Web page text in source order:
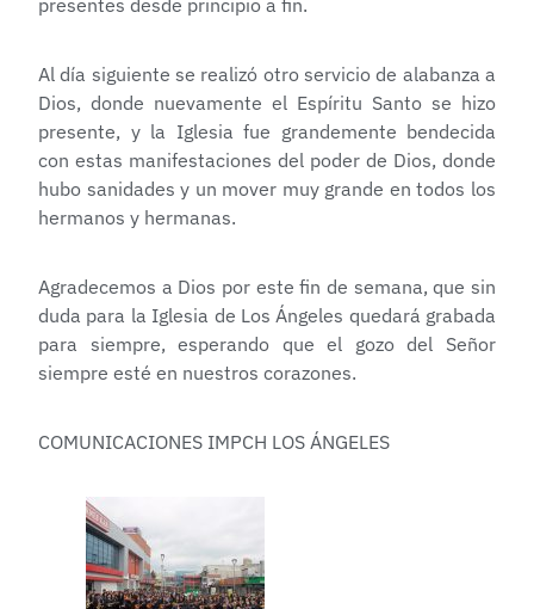
presentes desde principio a fin.
Al día siguiente se realizó otro servicio de alabanza a
Dios, donde nuevamente el Espíritu Santo se hizo
presente, y la Iglesia fue grandemente bendecida
con estas manifestaciones del poder de Dios, donde
hubo sanidades y un mover muy grande en todos los
hermanos y hermanas.
Agradecemos a Dios por este fin de semana, que sin
duda para la Iglesia de Los Ángeles quedará grabada
para siempre, esperando que el gozo del Señor
siempre esté en nuestros corazones.
COMUNICACIONES IMPCH LOS ÁNGELES